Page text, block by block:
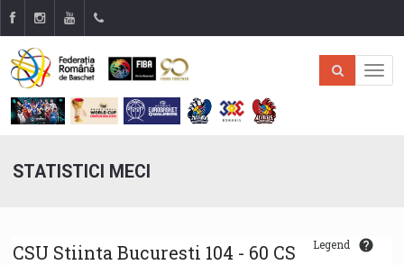
STATISTICI MECI
CSU Stiinta Bucuresti 104 - 60 CS
Legend